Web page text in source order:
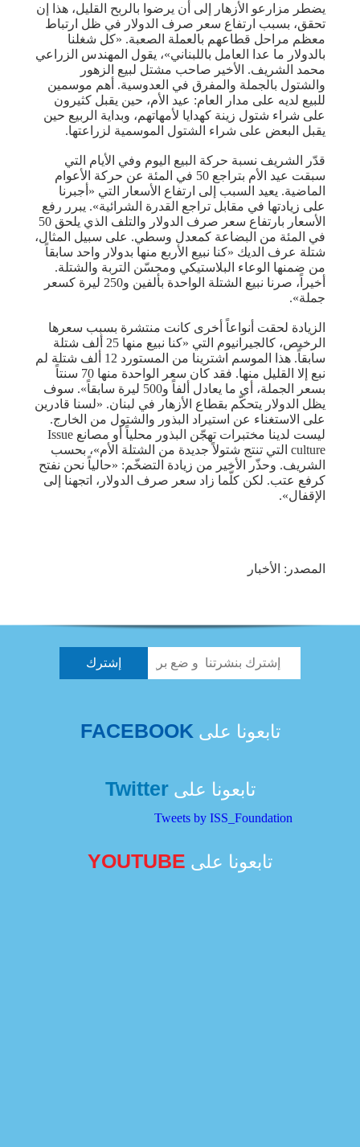
يضطر مزارعو الأزهار إلى أن يرضوا بالربح القليل، هذا إن
تحقق، بسبب ارتفاع سعر صرف الدولار في ظل ارتباط
معظم مراحل قطاعهم بالعملة الصعبة. «كل شغلنا
بالدولار ما عدا العامل باللبناني»، يقول المهندس الزراعي
محمد الشريف. الأخير صاحب مشتل لبيع الزهور
والشتول بالجملة والمفرق في العدوسية. أهم موسمين
للبيع لديه على مدار العام: عيد الأم، حين يقبل كثيرون
على شراء شتول زينة كهدايا لأمهاتهم، وبداية الربيع حين
يقبل البعض على شراء الشتول الموسمية لزراعتها.
قدّر الشريف نسبة حركة البيع اليوم وفي الأيام التي
سبقت عيد الأم بتراجع 50 في المئة عن حركة الأعوام
الماضية. يعيد السبب إلى ارتفاع الأسعار التي «أجبرنا
على زيادتها في مقابل تراجع القدرة الشرائية». يبرر رفع
الأسعار بارتفاع سعر صرف الدولار والتلف الذي يلحق 50
في المئة من البضاعة كمعدل وسطي. على سبيل المثال،
شتلة عرف الديك «كنا نبيع الأربع منها بدولار واحد سابقاً
من ضمنها الوعاء البلاستيكي ومحسّن التربة والشتلة.
أخيراً، صرنا نبيع الشتلة الواحدة بألفين و250 ليرة كسعر
جملة».
الزيادة لحقت أنواعاً أخرى كانت منتشرة بسبب سعرها
الرخيص، كالجيرانيوم التي «كنا نبيع منها 25 ألف شتلة
سابقاً. هذا الموسم اشترينا من المستورد 12 ألف شتلة لم
نبع إلا القليل منها. فقد كان سعر الواحدة منها 70 سنتاً
بسعر الجملة، أي ما يعادل ألفاً و500 ليرة سابقاً». سوف
يظل الدولار يتحكّم بقطاع الأزهار في لبنان. «لسنا قادرين
على الاستغناء عن استيراد البذور والشتول من الخارج.
ليست لدينا مختبرات تهجّن البذور محلياً أو مصانع Issue
culture التي تنتج شتولاً جديدة من الشتلة الأم»، بحسب
الشريف. وحذّر الأخير من زيادة التضخّم: «حالياً نحن نفتح
كرفع عتب. لكن كلّما زاد سعر صرف الدولار، اتجهنا إلى
الإقفال».
المصدر: الأخبار
تابعونا على FACEBOOK
تابعونا علىTwitter
Tweets by ISS_Foundation
تابعونا على YOUTUBE